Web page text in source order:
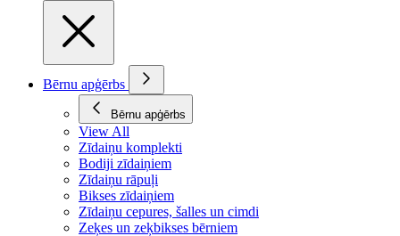
Bērnu apģērbs
Bērnu apģērbs
View All
Zīdaiņu komplekti
Bodiji zīdaiņiem
Zīdaiņu rāpuļi
Bikses zīdaiņiem
Zīdaiņu cepures, šalles un cimdi
Zeķes un zeķbikses bērniem